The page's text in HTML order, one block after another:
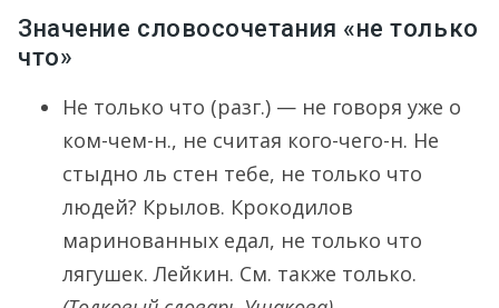
Значение словосочетания «не только
что»
Не только что (разг.) — не говоря уже о
ком-чем-н., не считая кого-чего-н. Не
стыдно ль стен тебе, не только что
людей? Крылов. Крокодилов
маринованных едал, не только что
лягушек. Лейкин. См. также только.